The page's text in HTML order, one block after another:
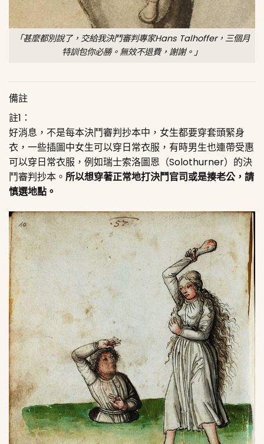
「甚麼都別說了，交給我決鬥審判專家Hans Talhoffer，三個月
特訓包你必勝。無效不退費，謝謝。」
備註
註1：
好消息，不是每本決鬥審判抄本中，女生都要穿套頭緊身
衣，一些插圖中女生可以穿日常衣服，有時男生也連帶受惠
可以穿日常衣服，例如瑞士索洛圖恩（Solothurner）的決
鬥審判抄本。 所以想穿著正常地打決鬥官司或是揍老公，請
慎選地點。